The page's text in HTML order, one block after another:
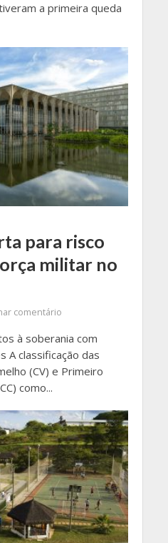
a primeira queda
para risco
militar no
comentário
à soberania com
A classificação das
(CV) e Primeiro
como...